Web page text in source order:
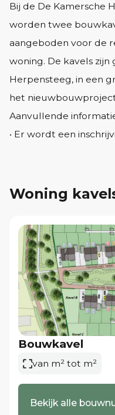
Bij de De Kamersche
worden twee
aangeboden voor de
woning. De kavels zijn
Herpensteeg, in een
het
Aanvullende
• Er wordt een
uiterlijk maandag 8
285.000,- en €
het inschrijfformulier
• Voor de bouwkavel
• Koper dient 2
realiseren op de kavel;
• Koper dient te
inschrijfpakket;
• Koper dient te
bestemmingsplan,
Woning
Bouwkavel
van m² tot m²
Bekijk alle